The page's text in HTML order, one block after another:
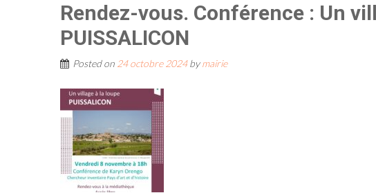
Rendez-vous. Conférence : Un
PUISSALICON
Posted on 24 octobre 2024bymairie